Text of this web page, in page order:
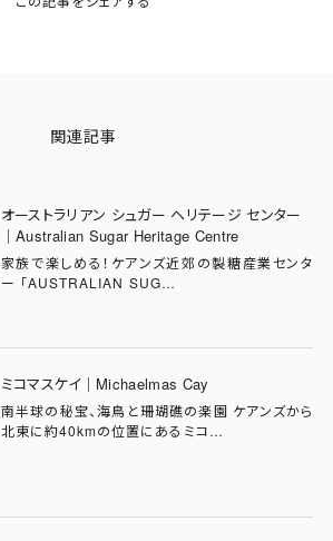
関連記事
オーストラリアン シュガー ヘリテージ センター
｜Australian Sugar Heritage Centre
家族で楽しめる！ケアンズ近郊の製糖産業センタ
ー 「AUSTRALIAN SUG…
ミコマスケイ｜Michaelmas Cay
南半球の秘宝、海鳥と珊瑚礁の楽園 ケアンズから
北東に約40kmの位置にあるミコ…